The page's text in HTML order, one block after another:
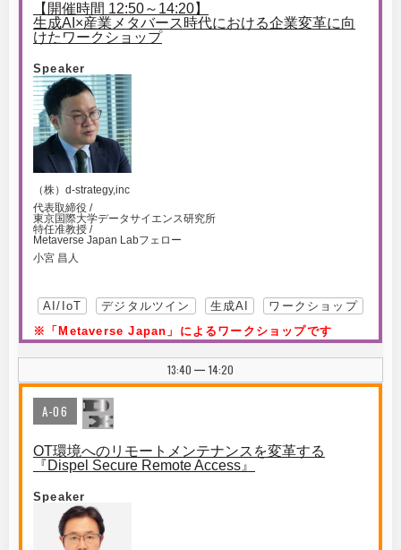
【開催時間 12:50～14:20】
生成AI×産業メタバース時代における企業変革に向
けたワークショップ
Speaker
（株）d-strategy,inc
代表取締役 /
東京国際大学データサイエンス研究所
特任准教授 /
Metaverse Japan Labフェロー
小宮 昌人
AI/IoT デジタルツイン 生成AI
ワークショップ
※「Metaverse Japan」によるワークショップです
13:40 | 14:20
A-06
OT環境へのリモートメンテナンスを変革する
『Dispel Secure Remote Access』
Speaker